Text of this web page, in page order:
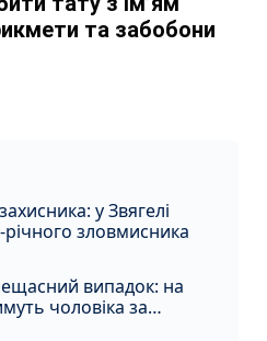
та забобони
у Звягелі
річного зловмисника
випадок: на
чоловіка за